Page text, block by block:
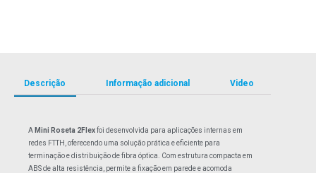
Descrição Informação adicional Video
A Mini Roseta 2Flexfoi desenvolvida para aplicações internas em
redes FTTH, oferecendo uma solução prática e eficiente para
terminação e distribuição de fibra óptica. Com estrutura compacta em
ABS de alta resistência, permite a fixação em parede e acomoda